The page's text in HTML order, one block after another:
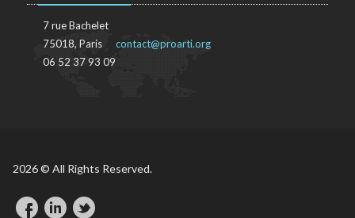
7 rue Bachelet
75018, Paris
06 52 37 93 09
contact@proarti.org
2026 © All Rights Reserved.